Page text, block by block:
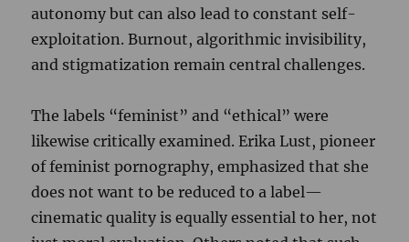
autonomy but can also lead to constant self-
exploitation. Burnout, algorithmic invisibility,
and stigmatization remain central challenges.
The labels “feminist” and “ethical” were
likewise critically examined. Erika Lust, pioneer
of feminist pornography, emphasized that she
does not want to be reduced to a label—
cinematic quality is equally essential to her, not